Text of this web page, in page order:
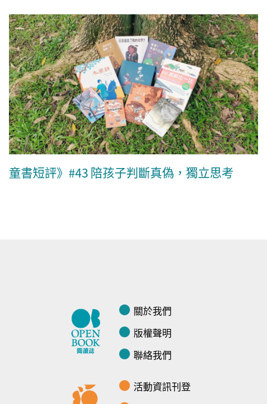
童書短評》#43 陪孩子判斷真偽，獨立思考
關於我們
版權聲明
聯絡我們
活動資訊刊登